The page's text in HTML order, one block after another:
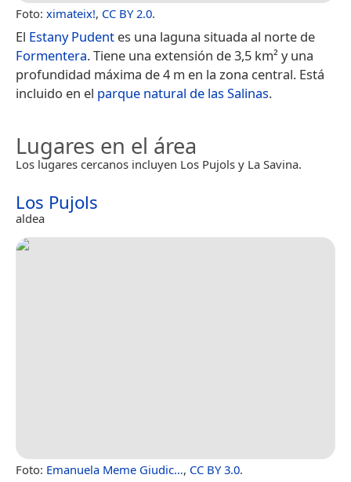
Foto: ximateix!, CC BY 2.0.
El Estany Pudent es una laguna situada al norte de
Formentera. Tiene una extensión de 3,5 km² y una
profundidad máxima de 4 m en la zona central. Está
incluido en el parque natural de las Salinas.
Lugares en el área
Los lugares cercanos incluyen Los Pujols y La Savina.
Los Pujols
aldea
Foto: Emanuela Meme Giudic…, CC BY 3.0.